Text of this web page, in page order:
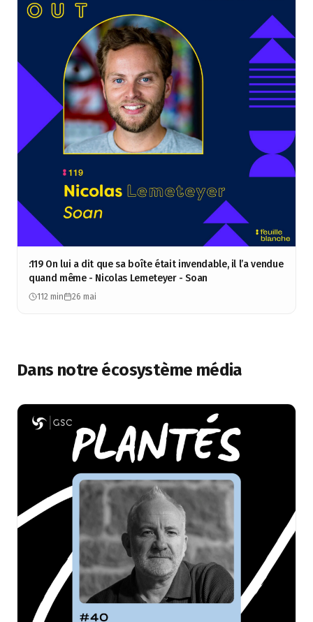
:119 On lui a dit que sa boîte était invendable, il l’a vendue
quand même - Nicolas Lemeteyer - Soan
112 min 26 mai
Dans notre écosystème média